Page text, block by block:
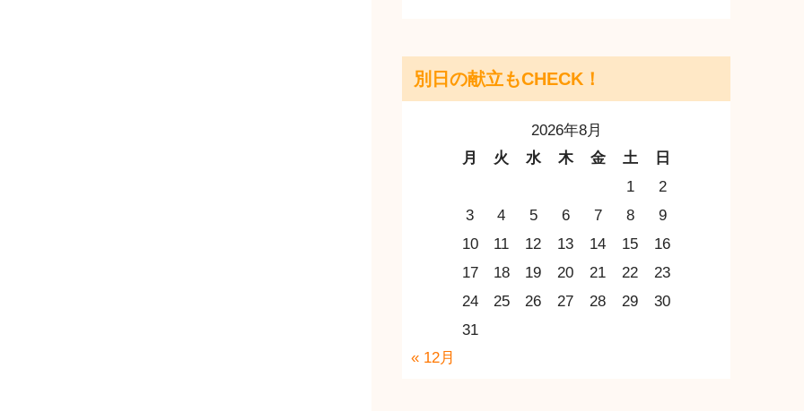
別日の献立もCHECK！
2026年8月
月
火 水 木 金 土
日
1
2
3
4 5 6 7 8
9
10
11 12 13 14 15
16
17
18 19 20 21 22
23
24
25 26 27 28 29
30
31
« 12月